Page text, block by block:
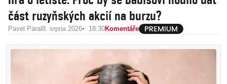
část ruzyňských akcií na burzu?
Pavel Páral 8. srpna 2026 18:30Komentáře